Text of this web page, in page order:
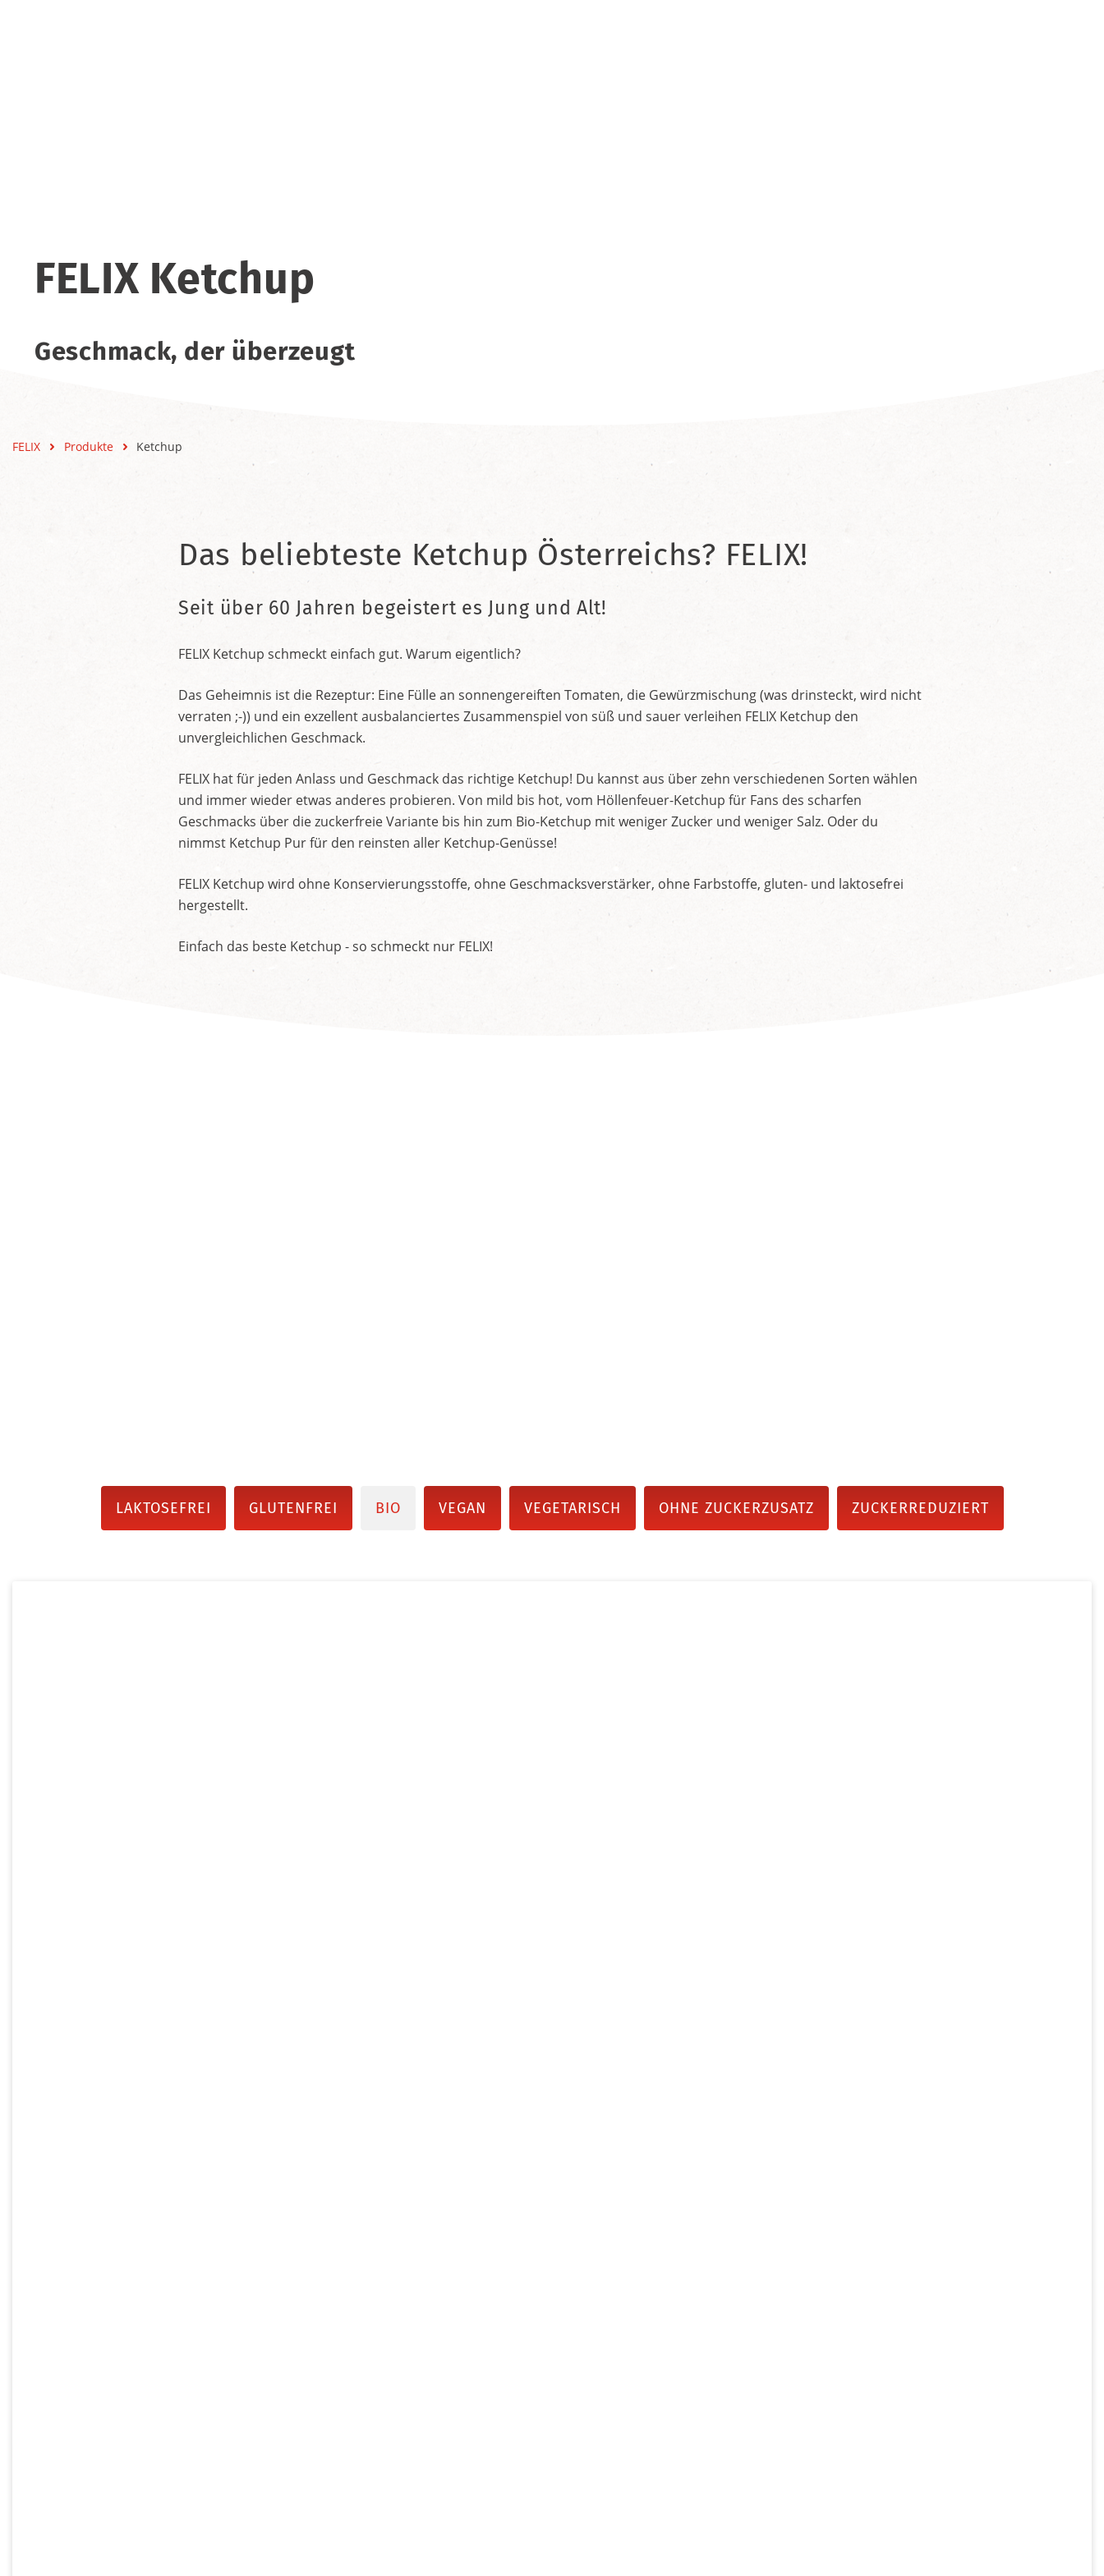
FELIX Ketchup
Geschmack, der überzeugt
FELIX Produkte Ketchup
Das beliebteste Ketchup Österreichs? FELIX!
Seit über 60 Jahren begeistert es Jung und Alt!
FELIX Ketchup schmeckt einfach gut. Warum eigentlich?
Das Geheimnis ist die Rezeptur: Eine Fülle an sonnengereiften Tomaten, die Gewürzmischung (was drinsteckt, wird nicht
verraten ;-)) und ein exzellent ausbalanciertes Zusammenspiel von süß und sauer verleihen FELIX Ketchup den
unvergleichlichen Geschmack.
FELIX hat für jeden Anlass und Geschmack das richtige Ketchup! Du kannst aus über zehn verschiedenen Sorten wählen
und immer wieder etwas anderes probieren. Von mild bis hot, vom Höllenfeuer-Ketchup für Fans des scharfen
Geschmacks über die zuckerfreie Variante bis hin zum Bio-Ketchup mit weniger Zucker und weniger Salz. Oder du
nimmst Ketchup Pur für den reinsten aller Ketchup-Genüsse!
FELIX Ketchup wird ohne Konservierungsstoffe, ohne Geschmacksverstärker, ohne Farbstoffe, gluten- und laktosefrei
hergestellt.
Einfach das beste Ketchup - so schmeckt nur FELIX!
LAKTOSEFREI GLUTENFREI BIO VEGAN VEGETARISCH OHNE ZUCKERZUSATZ ZUCKERREDUZIERT